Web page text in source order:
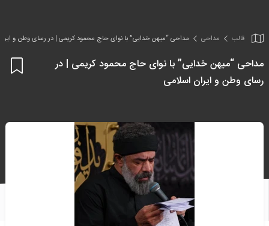
قالب مداحی مداحی “میهن خدایی” با نوای حاج محمود کریمی | در رسای وطن و
مداحی “میهن خدایی” با نوای حاج محمود کریمی | در
رسای وطن و ایران اسلامی